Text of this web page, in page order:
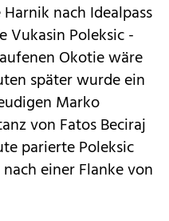
nach Idealpass
Vukasin Poleksic -
Okotie wäre
später wurde ein
Marko
von Fatos Beciraj
parierte Poleksic
einer Flanke von